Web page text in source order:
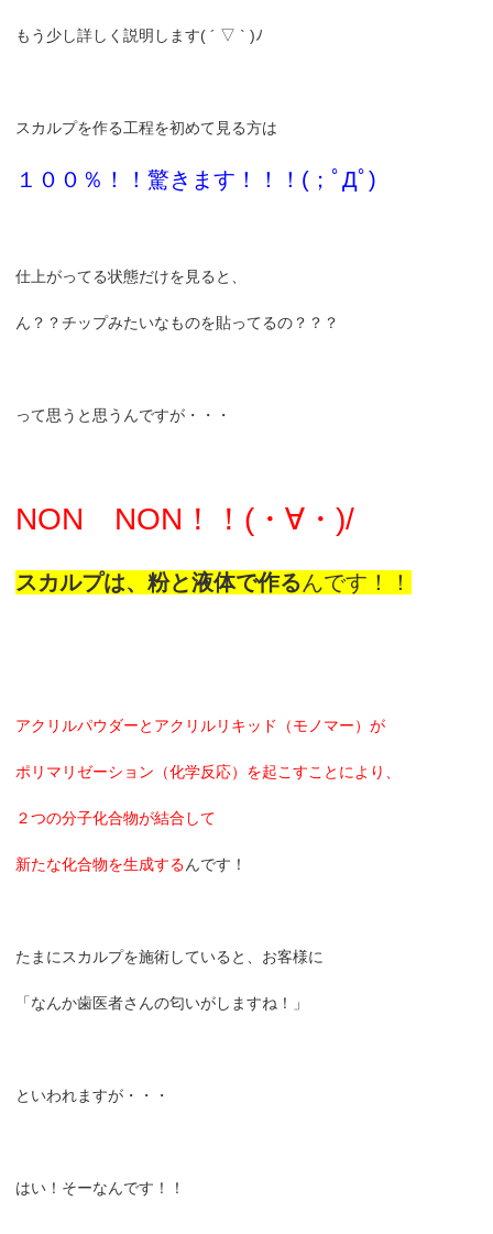
もう少し詳しく説明します( ´ ▽ ` )ﾉ
スカルプを作る工程を初めて見る方は
１００％！！驚きます！！！(；ﾟДﾟ)
仕上がってる状態だけを見ると、
ん？？チップみたいなものを貼ってるの？？？
って思うと思うんですが・・・
NON NON！！(・∀・)/
スカルプは、粉と液体で作るんです！！
アクリルパウダーとアクリルリキッド（モノマー）が
ポリマリゼーション（化学反応）を起こすことにより、
２つの分子化合物が結合して
新たな化合物を生成するんです！
たまにスカルプを施術していると、お客様に
「なんか歯医者さんの匂いがしますね！」
といわれますが・・・
はい！そーなんです！！